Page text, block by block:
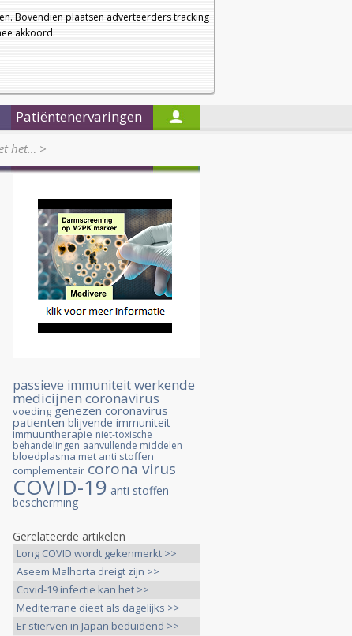
Bovendien plaatsen adverteerders tracking
akkoord.
a
a
Nieuwsbrief
Startpagina
Patiëntenervaringen
het… >
passieve immuniteitwerkende
medicijnen coronavirus
voeding genezen coronavirus
patienten blijvende immuniteit
immuuntherapie niet-toxische
behandelingen aanvullende middelen
bloedplasma met anti stoffen
complementair corona virus
COVID-19 anti stoffen
bescherming
Gerelateerde artikelen
Long COVID wordt gekenmerkt >>
Aseem Malhorta dreigt zijn >>
Covid-19 infectie kan het >>
Mediterrane dieet als dagelijks >>
Er stierven in Japan beduidend >>